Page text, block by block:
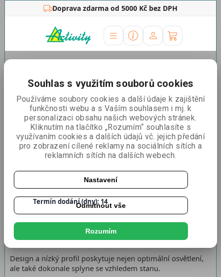
Doprava zdarma od 5000 Kč bez DPH
LED lampa 6x6
Katalogové číslo:RSLEDB
Termín dodání (dny): 14
LED osvětlení pro stany Varius 6x6
Design a nízký profil poskytuje nejen optimální osvětlení,
ale také dokonale splyne se vzhledem stanu.
Souhlas s využitím souborů cookies
Používáme soubory cookies a další údaje k zajištění
funkčnosti webu a s Vaším souhlasem i mj. k
personalizaci obsahu našich webových stránek.
Kliknutím na tlačítko „Rozumím“ souhlasíte s
využívaním cookies a dalších údajů vč. jejich předání
pro zobrazení cílené reklamy na sociálních sítích a
reklamních sítích na dalších webech.
Nastavení
Odmítnout vše
Rozumím